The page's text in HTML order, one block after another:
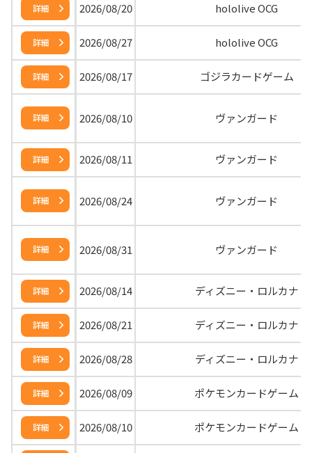
詳細 2026/08/20 hololive OCG
詳細 2026/08/27 hololive OCG
詳細 2026/08/17 ゴジラカードゲーム
詳細 2026/08/10 ヴァンガード
詳細 2026/08/11 ヴァンガード
詳細 2026/08/24 ヴァンガード
詳細 2026/08/31 ヴァンガード
詳細 2026/08/14 ディズニー・ロルカナ
詳細 2026/08/21 ディズニー・ロルカナ
詳細 2026/08/28 ディズニー・ロルカナ
詳細 2026/08/09 ポケモンカードゲーム
詳細 2026/08/10 ポケモンカードゲーム